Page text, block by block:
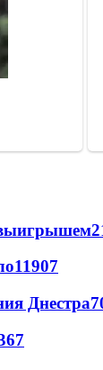
11907
Днестра